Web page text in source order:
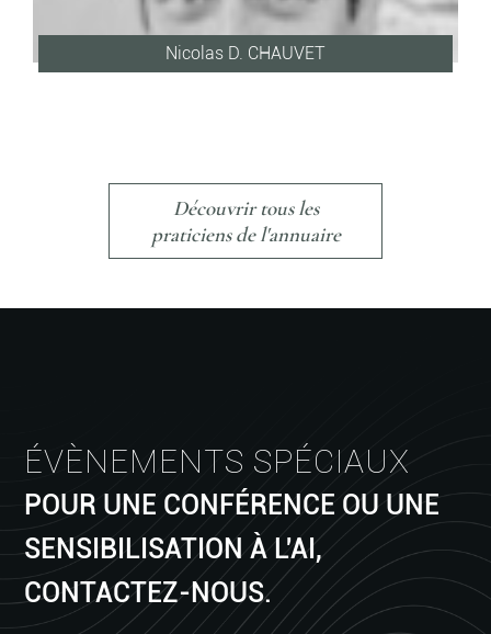
Nicolas D. CHAUVET
Découvrir tous les
praticiens de l'annuaire
ÉVÈNEMENTS SPÉCIAUX
POUR UNE CONFÉRENCE OU UNE
SENSIBILISATION À L'AI,
CONTACTEZ-NOUS.